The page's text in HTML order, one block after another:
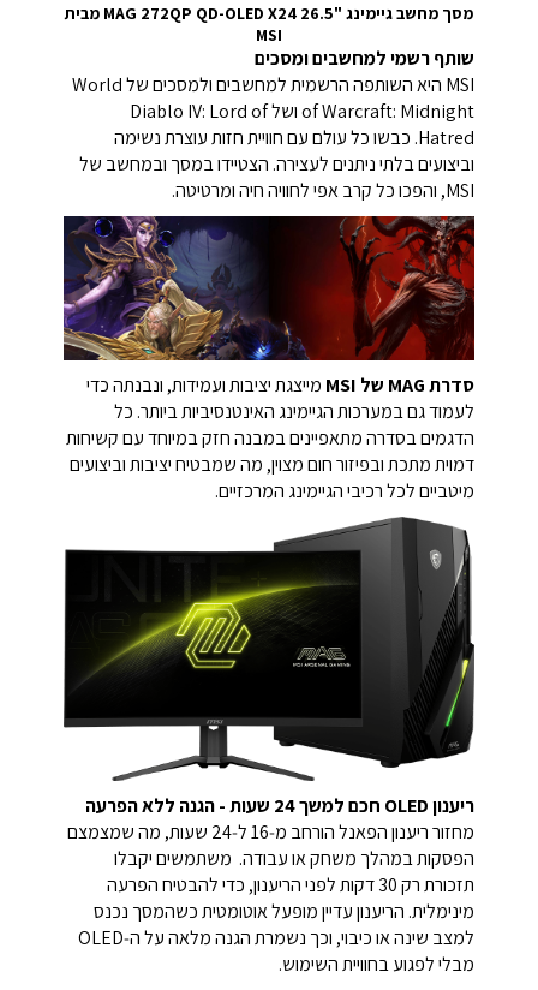
מסך מחשב גיימינג "26.5 MAG 272QP QD-OLED X24 מבית
MSI
שותף רשמי למחשבים ומסכים
MSI היא השותפה הרשמית למחשבים ולמסכים של World
of Warcraft: Midnight ושל Diablo IV: Lord of
Hatred. כבשו כל עולם עם חוויית חזות עוצרת נשימה
וביצועים בלתי ניתנים לעצירה. הצטיידו במסך ובמחשב של
MSI, והפכו כל קרב אפי לחוויה חיה ומרטיטה.
סדרת MAG של MSI
מייצגת יציבות ועמידות, ונבנתה כדי
לעמוד גם במערכות הגיימינג האינטנסיביות ביותר. כל
הדגמים בסדרה מתאפיינים במבנה חזק במיוחד עם קשיחות
דמוית מתכת ובפיזור חום מצוין, מה שמבטיח יציבות וביצועים
מיטביים לכל רכיבי הגיימינג המרכזיים.
ריענון OLED חכם למשך 24 שעות - הגנה ללא הפרעה
מחזור ריענון הפאנל הורחב מ‑16 ל‑24 שעות, מה שמצמצם
הפסקות במהלך משחק או עבודה. משתמשים יקבלו
תזכורת רק 30 דקות לפני הריענון, כדי להבטיח הפרעה
מינימלית. הריענון עדיין מופעל אוטומטית כשהמסך נכנס
למצב שינה או כיבוי, וכך נשמרת הגנה מלאה על ה‑OLED
מבלי לפגוע בחוויית השימוש.